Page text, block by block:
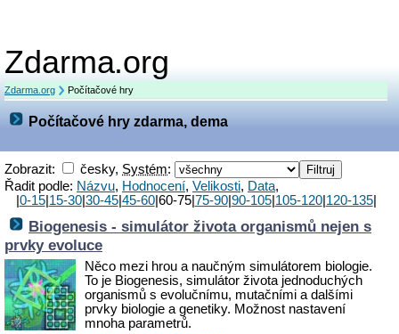
Zdarma.org
Zdarma.org Počítačové hry
Počítačové hry zdarma, dema
Zobrazit: česky, Systém:
Řadit podle: Názvu, Hodnocení, Velikosti, Data,
0-15| 15-30| 30-45| 45-60|60-75| 75-90| 90-105| 105-120| 120-135|
Biogenesis - simulátor života organismů nejen s
prvky evoluce
Něco mezi hrou a naučným simulátorem biologie.
To je Biogenesis, simulátor života jednoduchých
organismů s evolučnímu, mutačními a dalšími
prvky biologie a genetiky. Možnost nastavení
mnoha parametrů.